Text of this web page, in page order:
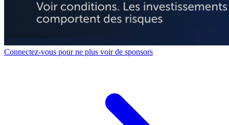
Connectez-vous pour ne plus voir de sponsors